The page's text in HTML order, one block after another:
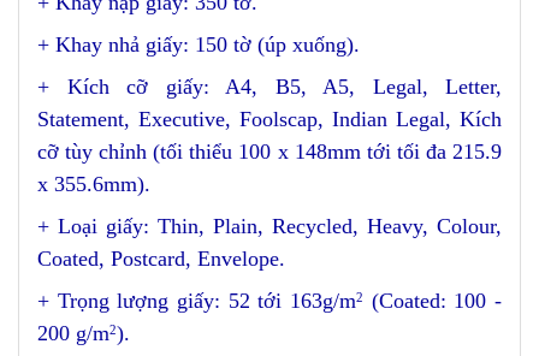
+ Khay nhả giấy: 150 tờ (úp xuống).
+ Kích cỡ giấy: A4, B5, A5, Legal, Letter,
Statement, Executive, Foolscap, Indian Legal, Kích
cỡ tùy chỉnh (tối thiểu 100 x 148mm tới tối đa 215.9
x 355.6mm).
+ Loại giấy: Thin, Plain, Recycled, Heavy, Colour,
Coated, Postcard, Envelope.
+ Trọng lượng giấy: 52 tới 163g/m2
(Coated: 100 -
200 g/m2).